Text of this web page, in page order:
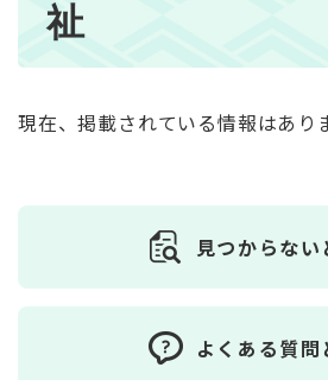
祉
現在、掲載されている情報はあり
見つからない
よくある質問